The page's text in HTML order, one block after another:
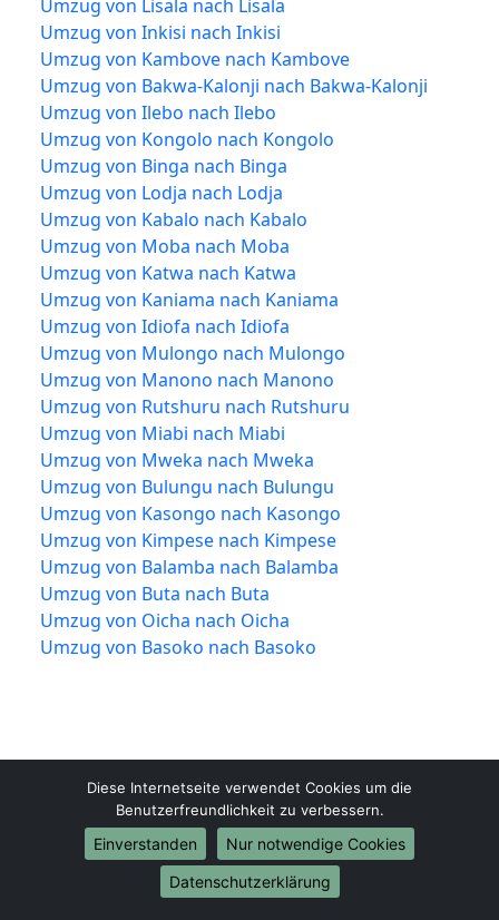
Umzug von Lisala nach Lisala
Umzug von Inkisi nach Inkisi
Umzug von Kambove nach Kambove
Umzug von Bakwa-Kalonji nach Bakwa-Kalonji
Umzug von Ilebo nach Ilebo
Umzug von Kongolo nach Kongolo
Umzug von Binga nach Binga
Umzug von Lodja nach Lodja
Umzug von Kabalo nach Kabalo
Umzug von Moba nach Moba
Umzug von Katwa nach Katwa
Umzug von Kaniama nach Kaniama
Umzug von Idiofa nach Idiofa
Umzug von Mulongo nach Mulongo
Umzug von Manono nach Manono
Umzug von Rutshuru nach Rutshuru
Umzug von Miabi nach Miabi
Umzug von Mweka nach Mweka
Umzug von Bulungu nach Bulungu
Umzug von Kasongo nach Kasongo
Umzug von Kimpese nach Kimpese
Umzug von Balamba nach Balamba
Umzug von Buta nach Buta
Umzug von Oicha nach Oicha
Umzug von Basoko nach Basoko
Umzüge-24-Münster.de
Diese Internetseite verwendet Cookies um die
Benutzerfreundlichkeit zu verbessern.
Einverstanden
Nur notwendige Cookies
Datenschutzerklärung